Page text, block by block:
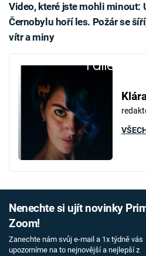
Video, které jste mohli minout:
Černobylu hoří les. Požár se
vítr a miny
Failed to
Nenechte si ujít novinky
Zoom!
Zanechte nám svůj e-mail a 1x týdně vás
upozorníme na to nejnovější a nejlepší z